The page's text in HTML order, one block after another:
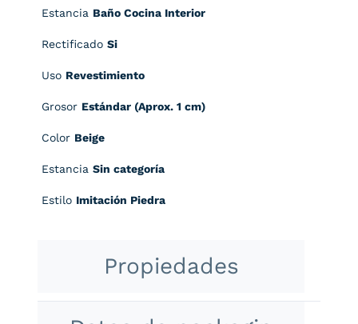
Estancia Baño Cocina Interior
Rectificado Si
Uso Revestimiento
Grosor Estándar (Aprox. 1 cm)
Color Beige
Estancia Sin categoría
Estilo Imitación Piedra
Propiedades